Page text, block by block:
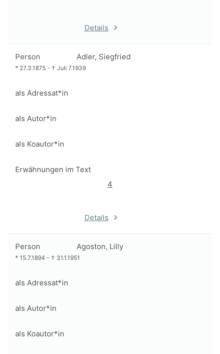
Details
Person Adler, Siegfried
* 27.3.1875 - † Juli 7.1939
als Adressat*in
als Autor*in
als Koautor*in
Erwähnungen im Text
4
Details
Person Agoston, Lilly
* 15.7.1894 - † 31.1.1951
als Adressat*in
als Autor*in
als Koautor*in